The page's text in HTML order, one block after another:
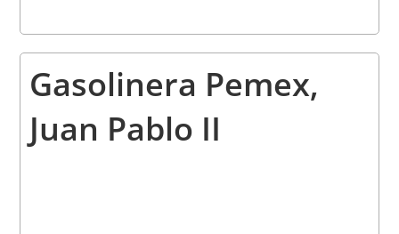
Gasolinera Pemex,
Juan Pablo II